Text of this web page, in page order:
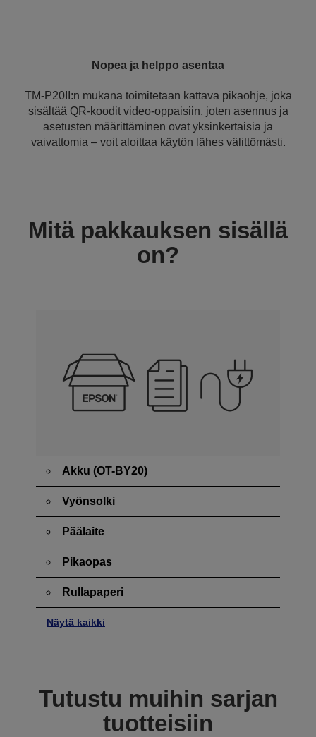
Nopea ja helppo asentaa
TM-P20II:n mukana toimitetaan kattava pikaohje, joka
sisältää QR-koodit video-oppaisiin, joten asennus ja
asetusten määrittäminen ovat yksinkertaisia ja
vaivattomia – voit aloittaa käytön lähes välittömästi.
Mitä pakkauksen sisällä
on?
Akku (OT-BY20)
Vyönsolki
Päälaite
Pikaopas
Rullapaperi
Näytä kaikki
Tutustu muihin sarjan
tuotteisiin